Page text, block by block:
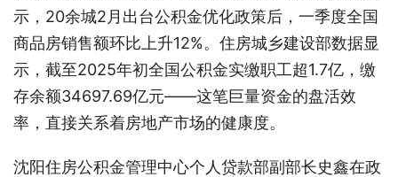
示，20余城2月出台公积金优化政策后，一季度全国
商品房销售额环比上升12%。住房城乡建设部数据显
示，截至2025年初全国公积金实缴职工超1.7亿，缴
存余额34697.69亿元——这笔巨量资金的盘活效
率，直接关系着房地产市场的健康度。
沈阳住房公积金管理中心个人贷款部副部长史鑫在政